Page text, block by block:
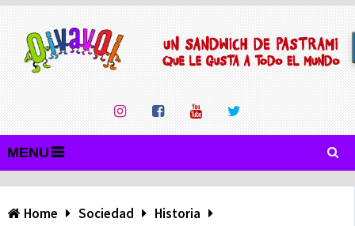
MENU
Home Sociedad
Historia